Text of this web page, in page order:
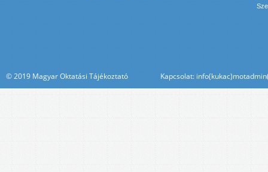
© 2019 Magyar Oktatási Tájékoztató Kapcsolat: